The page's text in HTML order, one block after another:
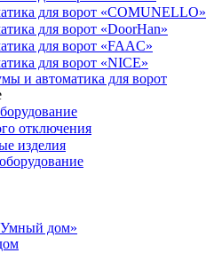
для ворот «COMUNELLO»
для ворот «DoorHan»
для ворот «FAAC»
для ворот «NICE»
и автоматика для ворот
отключения
изделия
дом»